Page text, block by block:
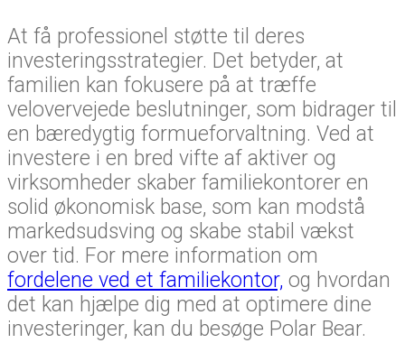
At få professionel støtte til deres
investeringsstrategier. Det betyder, at
familien kan fokusere på at træffe
velovervejede beslutninger, som bidrager til
en bæredygtig formueforvaltning. Ved at
investere i en bred vifte af aktiver og
virksomheder skaber familiekontorer en
solid økonomisk base, som kan modstå
markedsudsving og skabe stabil vækst
over tid. For mere information om
fordelene ved et familiekontor, og hvordan
det kan hjælpe dig med at optimere dine
investeringer, kan du besøge Polar Bear.